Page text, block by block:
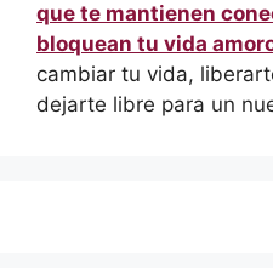
que te mantienen
bloquean tu vida
cambiar tu vida,
dejarte libre para un